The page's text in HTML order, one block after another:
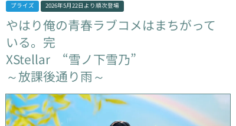
プライズ 2026年5月22日 より順次登場
やはり俺の青春ラブコメはまちがって
いる。完
XStellar
“雪ノ下雪乃”
～放課後通り雨～